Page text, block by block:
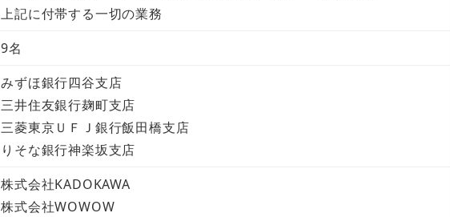
上記に付帯する一切の業務
9名
みずほ銀行四谷支店
三井住友銀行麹町支店
三菱東京ＵＦＪ銀行飯田橋支店
りそな銀行神楽坂支店
株式会社KADOKAWA
株式会社WOWOW